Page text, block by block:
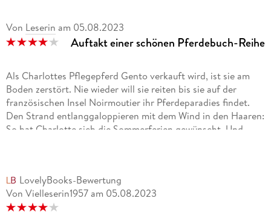
Von Leserin am 05.08.2023
Auftakt einer schönen Pferdebuch-Reihe
Als Charlottes Pflegepferd Gento verkauft wird, ist sie am
Boden zerstört. Nie wieder will sie reiten bis sie auf der
französischen Insel Noirmoutier ihr Pferdeparadies findet.
Den Strand entlanggaloppieren mit dem Wind in den Haaren:
So hat Charlotte sich die Sommerferien gewünscht. Und
Vertrauen gewinnen. Aber ob es reichen wird, um gemeinsam
das wohl gefährlichste Abenteuer in Charlottes Leben zu
bestehen? (Klappentext)
LovelyBooks-Bewertung
Von Vielleserin1957 am 05.08.2023